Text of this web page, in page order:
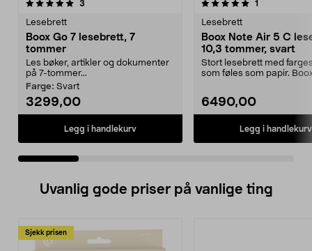
3
Lesebrett
Boox Go 7 lesebrett, 7
tommer
Les bøker, artikler og dokumenter
på 7-tommer...
Farge: Svart
3299,00
Legg i handlekurv
5.0 av 5 stjerner 1
Lesebrett
Boox Note Air 5 C
10,3 tommer, svart
Stort lesebrett med
som føles som papir.
6490,00
Legg i handlekurv
0.0 av 5 stjerner
Uvanlig gode priser på vanlige ting
Sjekk prisen